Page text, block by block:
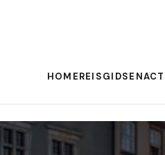
HOMEREISGIDSEN